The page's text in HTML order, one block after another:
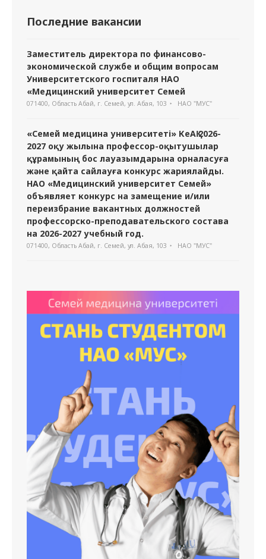
Последние вакансии
Заместитель директора по финансово-
экономической службе и общим вопросам
Университетского госпиталя НАО
«Медицинский университет Семей
071400, Область Абай, г. Семей, ул. Абая, 103 НАО "МУС"
«Семей медицина университеті» КеАҚ 2026-
2027 оқу жылына профессор-оқытушылар
құрамының бос лауазымдарына орналасуға
және қайта сайлауға конкурс жариялайды.
НАО «Медицинский университет Семей»
объявляет конкурс на замещение и/или
переизбрание вакантных должностей
профессорско-преподавательского состава
на 2026-2027 учебный год.
071400, Область Абай, г. Семей, ул. Абая, 103 НАО "МУС"